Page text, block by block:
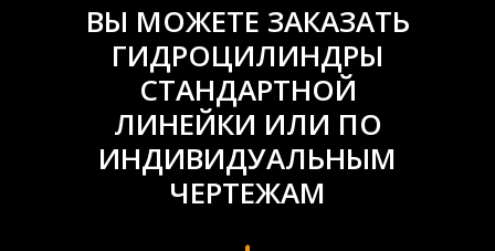
ВЫ МОЖЕТЕ ЗАКАЗАТЬ
ГИДРОЦИЛИНДРЫ
СТАНДАРТНОЙ
ЛИНЕЙКИ ИЛИ ПО
ИНДИВИДУАЛЬНЫМ
ЧЕРТЕЖАМ